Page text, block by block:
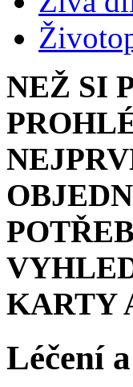
NEŽ SI
KARTY
Léčení